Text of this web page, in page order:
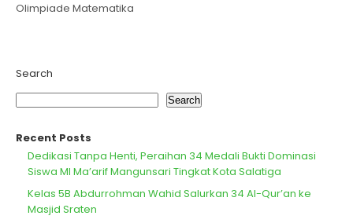
Olimpiade Matematika
Search
Search
Recent Posts
Dedikasi Tanpa Henti, Peraihan 34 Medali Bukti Dominasi
Siswa MI Ma’arif Mangunsari Tingkat Kota Salatiga
Kelas 5B Abdurrohman Wahid Salurkan 34 Al-Qur’an ke
Masjid Sraten